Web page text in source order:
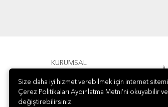
KURUMSAL
ÖDEME
Size daha iyi hizmet verebilmek için internet
Çerez Politikaları Aydınlatma Metni’ni okuyabilir
değiştirebilirsiniz.